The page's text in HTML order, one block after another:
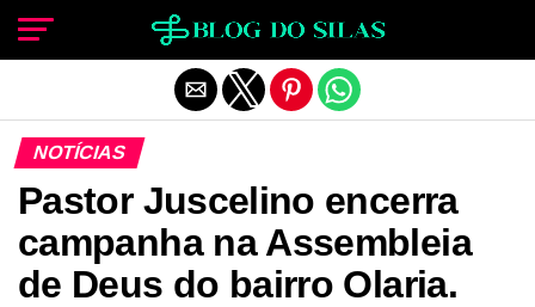
NOTÍCIAS
Pastor Juscelino encerra
campanha na Assembleia
de Deus do bairro Olaria.
Sair da versão mobile